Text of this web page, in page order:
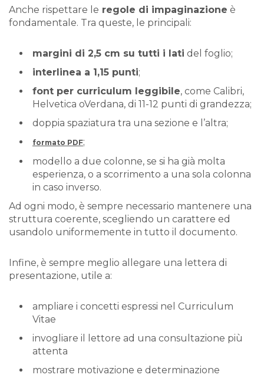
Anche rispettare le regole di impaginazione è
fondamentale. Tra queste, le principali:
margini di 2,5 cm su tutti i lati del foglio;
interlinea a 1,15 punti;
font per curriculum leggibile, come Calibri,
Helvetica oVerdana, di 11-12 punti di grandezza;
doppia spaziatura tra una sezione e l’altra;
formato PDF;
modello a due colonne, se si ha già molta
esperienza, o a scorrimento a una sola colonna
in caso inverso.
Ad ogni modo, è sempre necessario mantenere una
struttura coerente, scegliendo un carattere ed
usandolo uniformemente in tutto il documento.
Infine, è sempre meglio allegare una lettera di
presentazione, utile a:
ampliare i concetti espressi nel Curriculum
Vitae
invogliare il lettore ad una consultazione più
attenta
mostrare motivazione e determinazione